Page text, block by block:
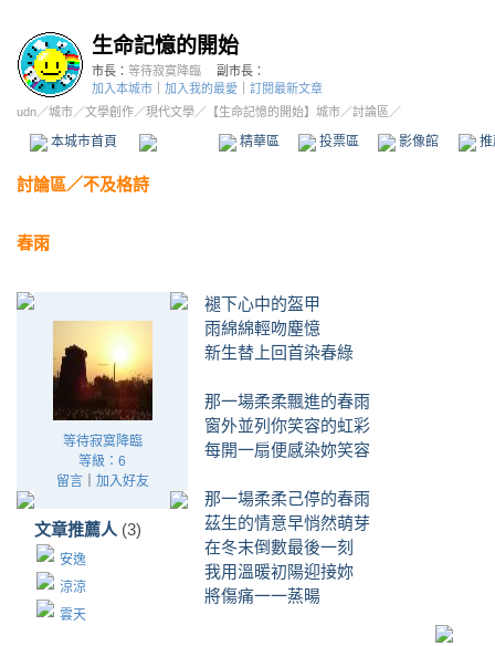
生命記憶的開始
市長： 等待寂寞降臨
副市長：
加入本城市
加入我的最愛
訂閱最新文章
udn／城市／文學創作／現代文學／ 【生命記憶的開始】城市／討論區／
本城市首頁 精華區 投票區 影像館
討論區／不及格詩
春雨
等待寂寞降臨
等級：6
留言｜ 加入好友
文章推薦人 (3)
安逸
涼涼
雲天
褪下心中的盔甲
雨綿綿輕吻塵憶
新生替上回首染春綠
那一場柔柔飄進的春雨
窗外並列你笑容的虹彩
每開一扇便感染妳笑容
那一場柔柔己停的春雨
茲生的情意早悄然萌芽
在冬末倒數最後一刻
我用溫暖初陽迎接妳
將傷痛一一蒸暘